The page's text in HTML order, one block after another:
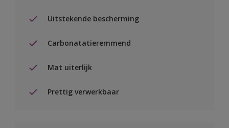
Uitstekende bescherming
Carbonatatieremmend
Mat uiterlijk
Prettig verwerkbaar